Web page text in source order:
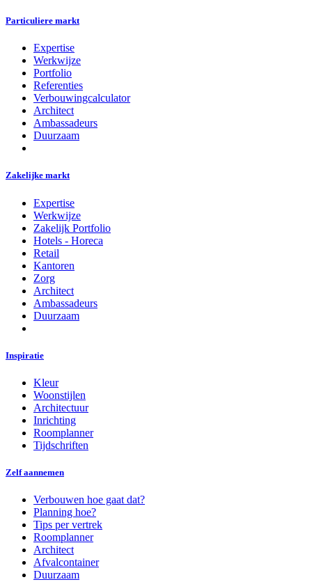
Particuliere markt
Expertise
Werkwijze
Portfolio
Referenties
Verbouwingcalculator
Architect
Ambassadeurs
Duurzaam
Zakelijke markt
Expertise
Werkwijze
Zakelijk Portfolio
Hotels - Horeca
Retail
Kantoren
Zorg
Architect
Ambassadeurs
Duurzaam
Inspiratie
Kleur
Woonstijlen
Architectuur
Inrichting
Roomplanner
Tijdschriften
Zelf aannemen
Verbouwen hoe gaat dat?
Planning hoe?
Tips per vertrek
Roomplanner
Architect
Afvalcontainer
Duurzaam